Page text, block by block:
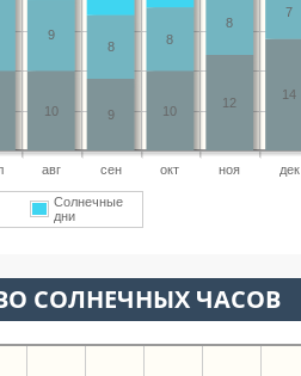
авг сен окт ноя дек
14
12
10
9
10
7
8
8
8
9
Солнечные
дни
СОЛНЕЧНЫХ ЧАСОВ